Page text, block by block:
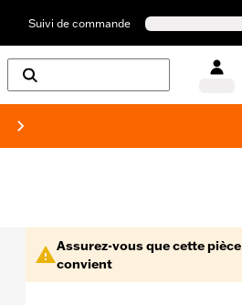
Suivi de commande
Assurez-vous que cette pièce
convient